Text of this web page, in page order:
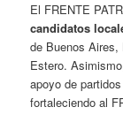
El FRENTE
candidatos
de Buenos Aires,
Estero.
apoyo de
fortaleciendo al